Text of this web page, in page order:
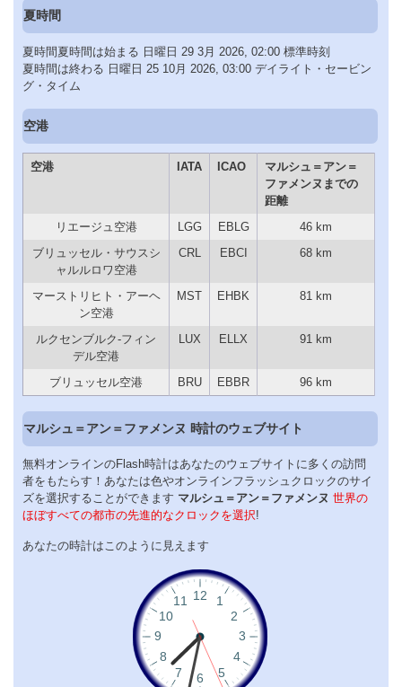
夏時間
夏時間夏時間は始まる 日曜日 29 3月 2026, 02:00 標準時刻
夏時間は終わる 日曜日 25 10月 2026, 03:00 デイライト・セービン
グ・タイム
空港
空港 IATA ICAO
マルシュ＝アン＝
ファメンヌまでの
距離
リエージュ空港
LGG EBLG
46 km
ブリュッセル・サウスシ
ャルルロワ空港
CRL EBCI 68 km
マーストリヒト・アーヘ
ン空港
MST EHBK 81 km
ルクセンブルク-フィン
デル空港
LUX ELLX 91 km
ブリュッセル空港 BRU EBBR 96 km
マルシュ＝アン＝ファメンヌ 時計のウェブサイト
無料オンラインのFlash時計はあなたのウェブサイトに多くの訪問
者をもたらす！あなたは色やオンラインフラッシュクロックのサイ
ズを選択することができます マルシュ＝アン＝ファメンヌ 世界の
ほぼすべての都市の先進的なクロックを選択!
あなたの時計はこのように見えます